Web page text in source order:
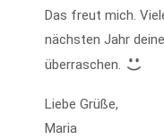
Das freut mich.
nächsten Jahr
überraschen.
Liebe Grüße,
Maria